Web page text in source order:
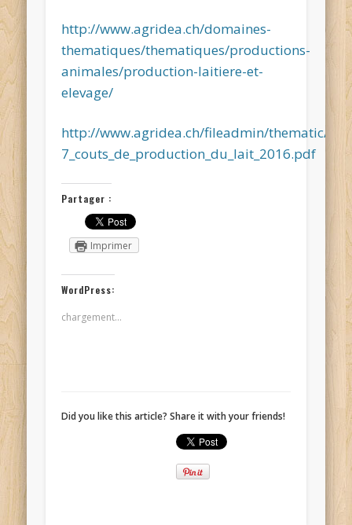
http://www.agridea.ch/domaines-
thematiques/thematiques/productions-
animales/production-laitiere-et-
elevage/
http://www.agridea.ch/fileadmin/thematic/
7_couts_de_production_du_lait_2016.pdf
Partager :
Imprimer
WordPress:
chargement…
Did you like this article? Share it with your friends!